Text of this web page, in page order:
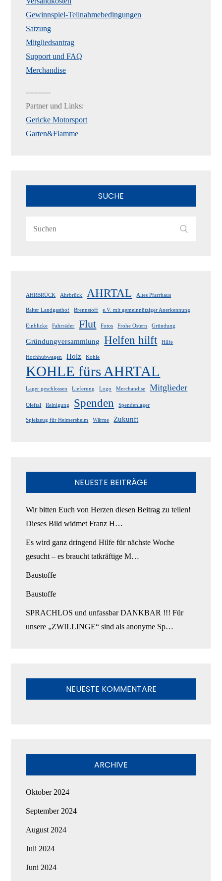
Gewinnspiel-Teilnahmebedingungen
Satzung
Mitgliedsantrag
Support und FAQ
Merchandise
----------
Partner und Links:
Gericke Motorsport
Garten&Flamme
SUCHE
AHRBRÜCK Ahrbrück AHRTAL Altes Pfarrhaus
Balter Landgasthof Brennstoff e.V. mit gemeinnütziger Anerkennung
Einblicke Fahrräder Flut Fotos Frohe Ostern Gründung
Gründungversammlung Helfen hilft Hilfe
Hochhubwagen Holz Kohle
KOHLE fürs AHRTAL
Lager geschlossen Lieferung Logo Merchandise Mitglieder
Oleftal Reinigung Spenden Spendenlager
Spielzeug für Heimersheim Wärme Zukunft
NEUESTE BEITRÄGE
Wir bitten Euch von Herzen diesen Beitrag zu teilen!
Dieses Bild widmet Franz H…
Es wird ganz dringend Hilfe für nächste Woche
gesucht – es braucht tatkräftige M…
Baustoffe
Baustoffe
SPRACHLOS und unfassbar DANKBAR !!! Für
unsere „ZWILLINGE“ sind als anonyme Sp…
NEUESTE KOMMENTARE
ARCHIVE
Oktober 2024
September 2024
August 2024
Juli 2024
Juni 2024